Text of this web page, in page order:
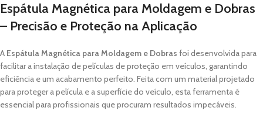
Espátula Magnética para Moldagem e Dobras
– Precisão e Proteção na Aplicação
A Espátula Magnética para Moldagem e Dobras foi desenvolvida para
facilitar a instalação de películas de proteção em veículos, garantindo
eficiência e um acabamento perfeito. Feita com um material projetado
para proteger a película e a superfície do veículo, esta ferramenta é
essencial para profissionais que procuram resultados impecáveis.